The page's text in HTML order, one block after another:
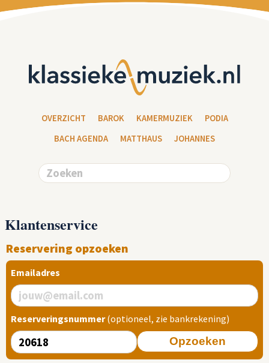
OVERZICHT BAROK KAMERMUZIEK
PODIA
BACH AGENDA
MATTHAUS JOHANNES
Klantenservice
Reservering opzoeken
Emailadres
Reserveringsnummer(optioneel, zie bankrekening)
Opzoeken